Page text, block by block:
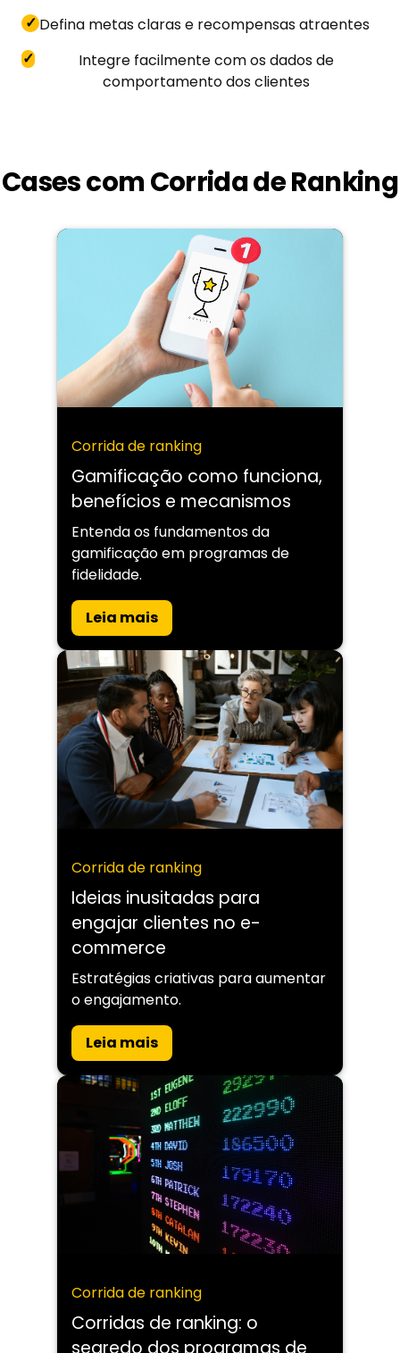
✓Defina metas claras e recompensas atraentes
✓
Integre facilmente com os dados de
comportamento dos clientes
Cases com Corrida de Ranking
Corrida de ranking
Gamificação como funciona,
benefícios e mecanismos
Entenda os fundamentos da
gamificação em programas de
fidelidade.
Leia mais
Corrida de ranking
Ideias inusitadas para
engajar clientes no e-
commerce
Estratégias criativas para aumentar
o engajamento.
Leia mais
Corrida de ranking
Corridas de ranking: o
segredo dos programas de